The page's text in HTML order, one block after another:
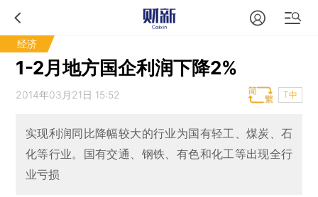
经济
1-2月地方国企利润下降2%
2014年03月21日 15:52 T中
实现利润同比降幅较大的行业为国有轻工、煤炭、石
化等行业。国有交通、钢铁、有色和化工等出现全行
业亏损